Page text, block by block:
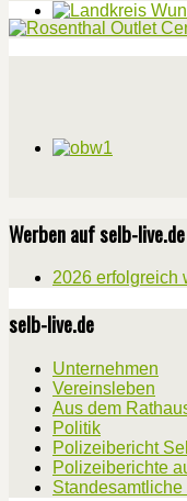
Werben auf selb-live.de
2026 erfolgreich
selb-live.de
Unternehmen
Vereinsleben
Aus dem
Politik
Polizeibericht
Polizeiberichte